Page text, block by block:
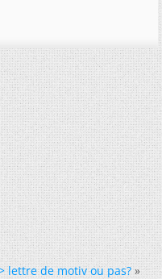
lettre de motiv ou pas? »